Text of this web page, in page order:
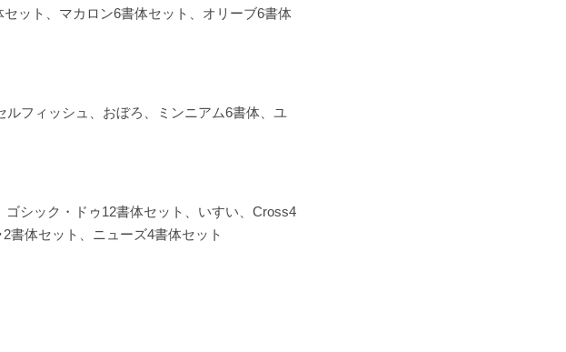
ット、マカロン6書体セット、オリーブ6書体
フィッシュ、おぼろ、ミンニアム6書体、ユ
シック・ドゥ12書体セット、いすい、Cross4
書体セット、ニューズ4書体セット